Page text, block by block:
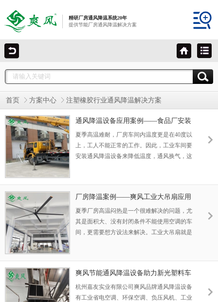
精研厂房通风降温系统20年
提供节能厂房通风降温解决方案
首页 方案中心 注塑橡胶行业通风降温解决方案
通风降温设备应用案例——食品厂安装
爽风环保空调负压风机
夏季高温难耐，厂房车间内温度更是在40度以
上，工人不能正常的工作。因此，工业车间要
安装通风降温设备来降低温度，通风换气，这
厂房降温案例——爽风工业大吊扇应用
替牧克自动化设备车间
夏季厂房高温闷热是一个很难解决的问题，尤
其是面积大、没有封闭条件不能使用空调的车
间，更需要想方设法来解决。工业大吊扇就是
小，环保节能。
爽风节能通风降温设备助力新光塑料车
间摆脱高温困局
杭州嘉友实业有限公司爽风品牌通风降温设备
有工业省电空调、环保空调、负压风机、工业